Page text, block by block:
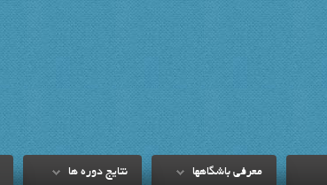
معرفي باشگاهها نتايج دوره ها